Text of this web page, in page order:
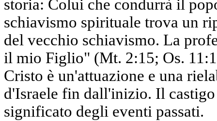
storia: Colui che condurrà il
schiavismo spirituale trova un
del vecchio schiavismo. La
il mio Figlio" (Mt. 2:15; Os.
Cristo è un'attuazione e una
d'Israele fin dall'inizio. Il
significato degli eventi passati.